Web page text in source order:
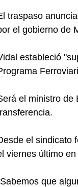
traspaso
el gobierno de
estableció
el ministro de
el sindicato
viernes último
que